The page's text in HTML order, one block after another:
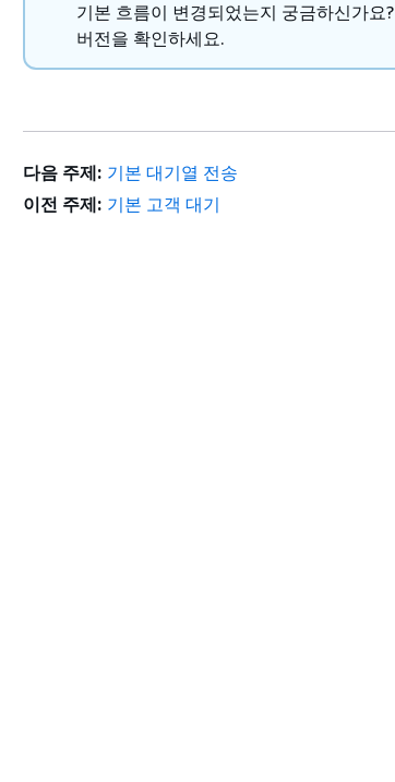
기본 흐름이 변경되었는지 궁금하신가요?
버전을 확인하세요.
다음 주제: 기본 대기열 전송
이전 주제: 기본 고객 대기